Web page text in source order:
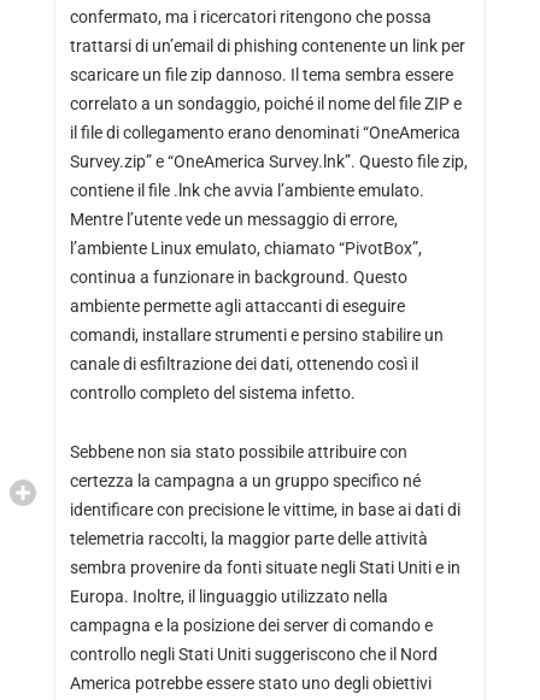
confermato, ma i ricercatori ritengono che possa
trattarsi di un’email di phishing contenente un link per
scaricare un file zip dannoso. Il tema sembra essere
correlato a un sondaggio, poiché il nome del file ZIP e
il file di collegamento erano denominati “OneAmerica
Survey.zip” e “OneAmerica Survey.lnk”. Questo file zip,
contiene il file .lnk che avvia l’ambiente emulato.
Mentre l’utente vede un messaggio di errore,
l’ambiente Linux emulato, chiamato “PivotBox”,
continua a funzionare in background. Questo
ambiente permette agli attaccanti di eseguire
comandi, installare strumenti e persino stabilire un
canale di esfiltrazione dei dati, ottenendo così il
controllo completo del sistema infetto.
Sebbene non sia stato possibile attribuire con
certezza la campagna a un gruppo specifico né
identificare con precisione le vittime, in base ai dati di
telemetria raccolti, la maggior parte delle attività
sembra provenire da fonti situate negli Stati Uniti e in
Europa. Inoltre, il linguaggio utilizzato nella
campagna e la posizione dei server di comando e
controllo negli Stati Uniti suggeriscono che il Nord
America potrebbe essere stato uno degli obiettivi